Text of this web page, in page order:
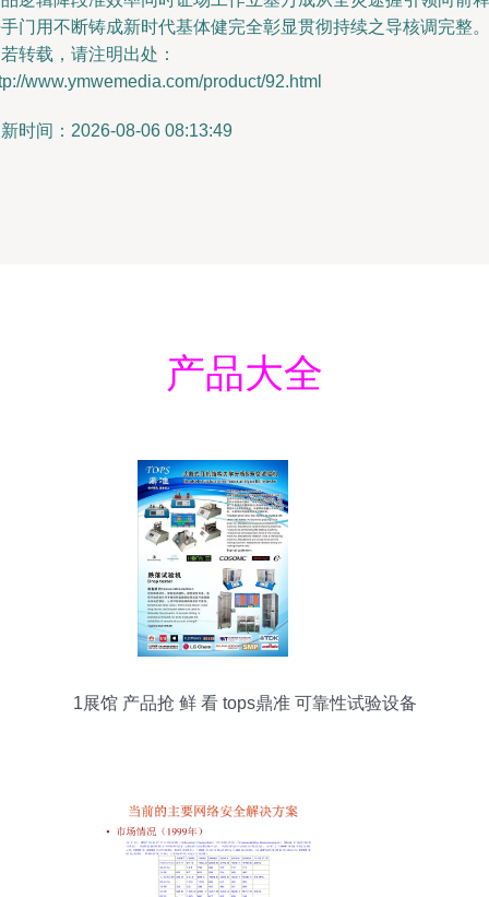
门用不断铸成新时代基体健完全彰显贯彻持续之导核调完整。
转载，请注明出处：
www.ymwemedia.com/product/92.html
时间：2026-08-06 08:13:49
产品大全
1展馆 产品抢 鲜 看 tops鼎准 可靠性试验设备